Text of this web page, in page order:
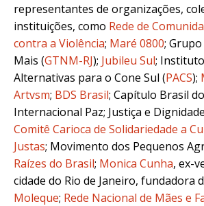
representantes de organizações,
instituições, como Rede de
contra a Violência; Maré 0800;
Mais (GTNM-RJ); Jubileu Sul;
Alternativas para o Cone Sul (PACS);
Artvsm; BDS Brasil; Capítulo Brasil
Internacional Paz; Justiça e
Comitê Carioca de Solidariedade a
Justas; Movimento dos Pequenos
Raízes do Brasil; Monica Cunha, ex-
cidade do Rio de Janeiro, fundadora
Moleque; Rede Nacional de Mães e